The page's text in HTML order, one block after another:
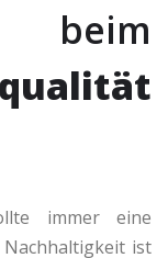
beim
immer eine
ist